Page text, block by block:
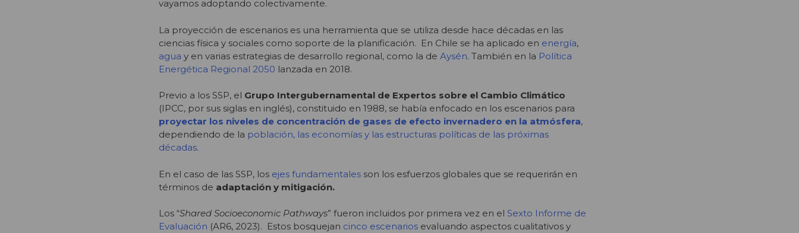
vayamos adoptando colectivamente.
La proyección de escenarios es una herramienta que se utiliza desde hace décadas en las
ciencias física y sociales como soporte de la planificación. En Chile se ha aplicado en energía,
agua y en varias estrategias de desarrollo regional, como la de Aysén. También en la Política
Energética Regional 2050 lanzada en 2018.
Previo a los SSP, el Grupo Intergubernamental de Expertos sobre el Cambio Climático
(IPCC, por sus siglas en inglés), constituido en 1988, se había enfocado en los escenarios para
proyectar los niveles de concentración de gases de efecto invernadero en la atmósfera,
dependiendo de la población, las economías y las estructuras políticas de las próximas
décadas.
En el caso de las SSP, los ejes fundamentales son los esfuerzos globales que se requerirán en
términos de adaptación y mitigación.
Los “Shared Socioeconomic Pathways” fueron incluidos por primera vez en el Sexto Informe de
Evaluación (AR6, 2023). Estos bosquejan cinco escenarios evaluando aspectos cualitativos y